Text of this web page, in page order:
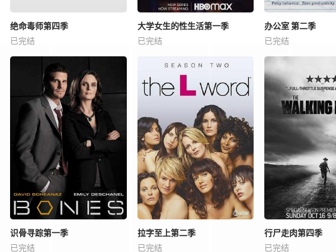
绝命毒师第四季
已完结
大学女生的性生活第一季
已完结
办公室 第二季
已完结
识骨寻踪第一季
已完结
拉字至上第二季
已完结
行尸走肉第四季
已完结